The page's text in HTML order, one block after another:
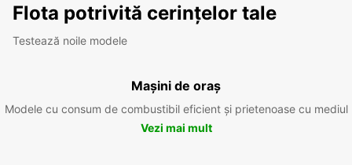
Flota potrivită cerințelor tale
Testează noile modele
Mașini de oraș
Modele cu consum de combustibil eficient și prietenoase cu mediul
Vezi mai mult